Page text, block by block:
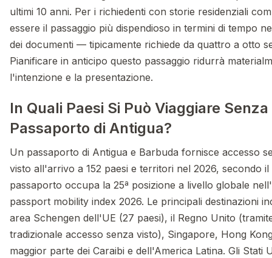
ultimi 10 anni. Per i richiedenti con storie residenziali
essere il passaggio più dispendioso in termini di tempo
dei documenti — tipicamente richiede da quattro a otto
Pianificare in anticipo questo passaggio ridurrà
l'intenzione e la presentazione.
In Quali Paesi Si Può Viaggiare
Passaporto di Antigua?
Un passaporto di Antigua e Barbuda fornisce accesso
visto all'arrivo a 152 paesi e territori nel 2026, secondo
passaporto occupa la 25ª posizione a livello globale
passport mobility index 2026. Le principali destinazioni
area Schengen dell'UE (27 paesi), il Regno Unito
tradizionale accesso senza visto), Singapore, Hong
maggior parte dei Caraibi e dell'America Latina. Gli Stati